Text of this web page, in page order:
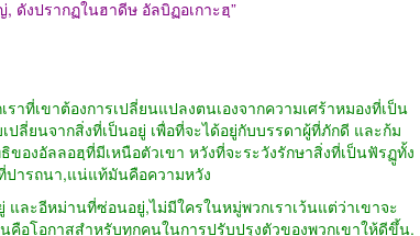
, ดังปรากฏในฮาดีษ อัลบิฏอเกาะฮฺ”
าที่เขาต้องการเปลี่ยนแปลงตนเองจากความเศร้าหมองที่เป็น
ลี่ยนจากสิ่งที่เป็นอยู่ เพื่อที่จะได้อยู่กับบรรดาผู้ที่ภักดี และก้ม
องอัลลอฮฺที่มีเหนือตัวเขา หวังที่จะระวังรักษาสิ่งที่เป็นฟัรฏูทั้ง
ปารถนา,แน่แท้มันคือความหวัง
และอีหม่านที่ซ่อนอยู่,ไม่มีใครในหมู่พวกเราเว้นแต่ว่าเขาจะ
คือโอกาสสำหรับทุกคนในการปรับปรุงตัวของพวกเขาให้ดีขึ้น.